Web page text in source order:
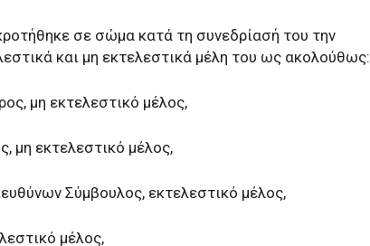
σε σώμα κατά τη συνεδρίασή του την
και μη εκτελεστικά μέλη του ως ακολούθως:
μη εκτελεστικό μέλος,
μη εκτελεστικό μέλος,
Σύμβουλος, εκτελεστικό μέλος,
μέλος,